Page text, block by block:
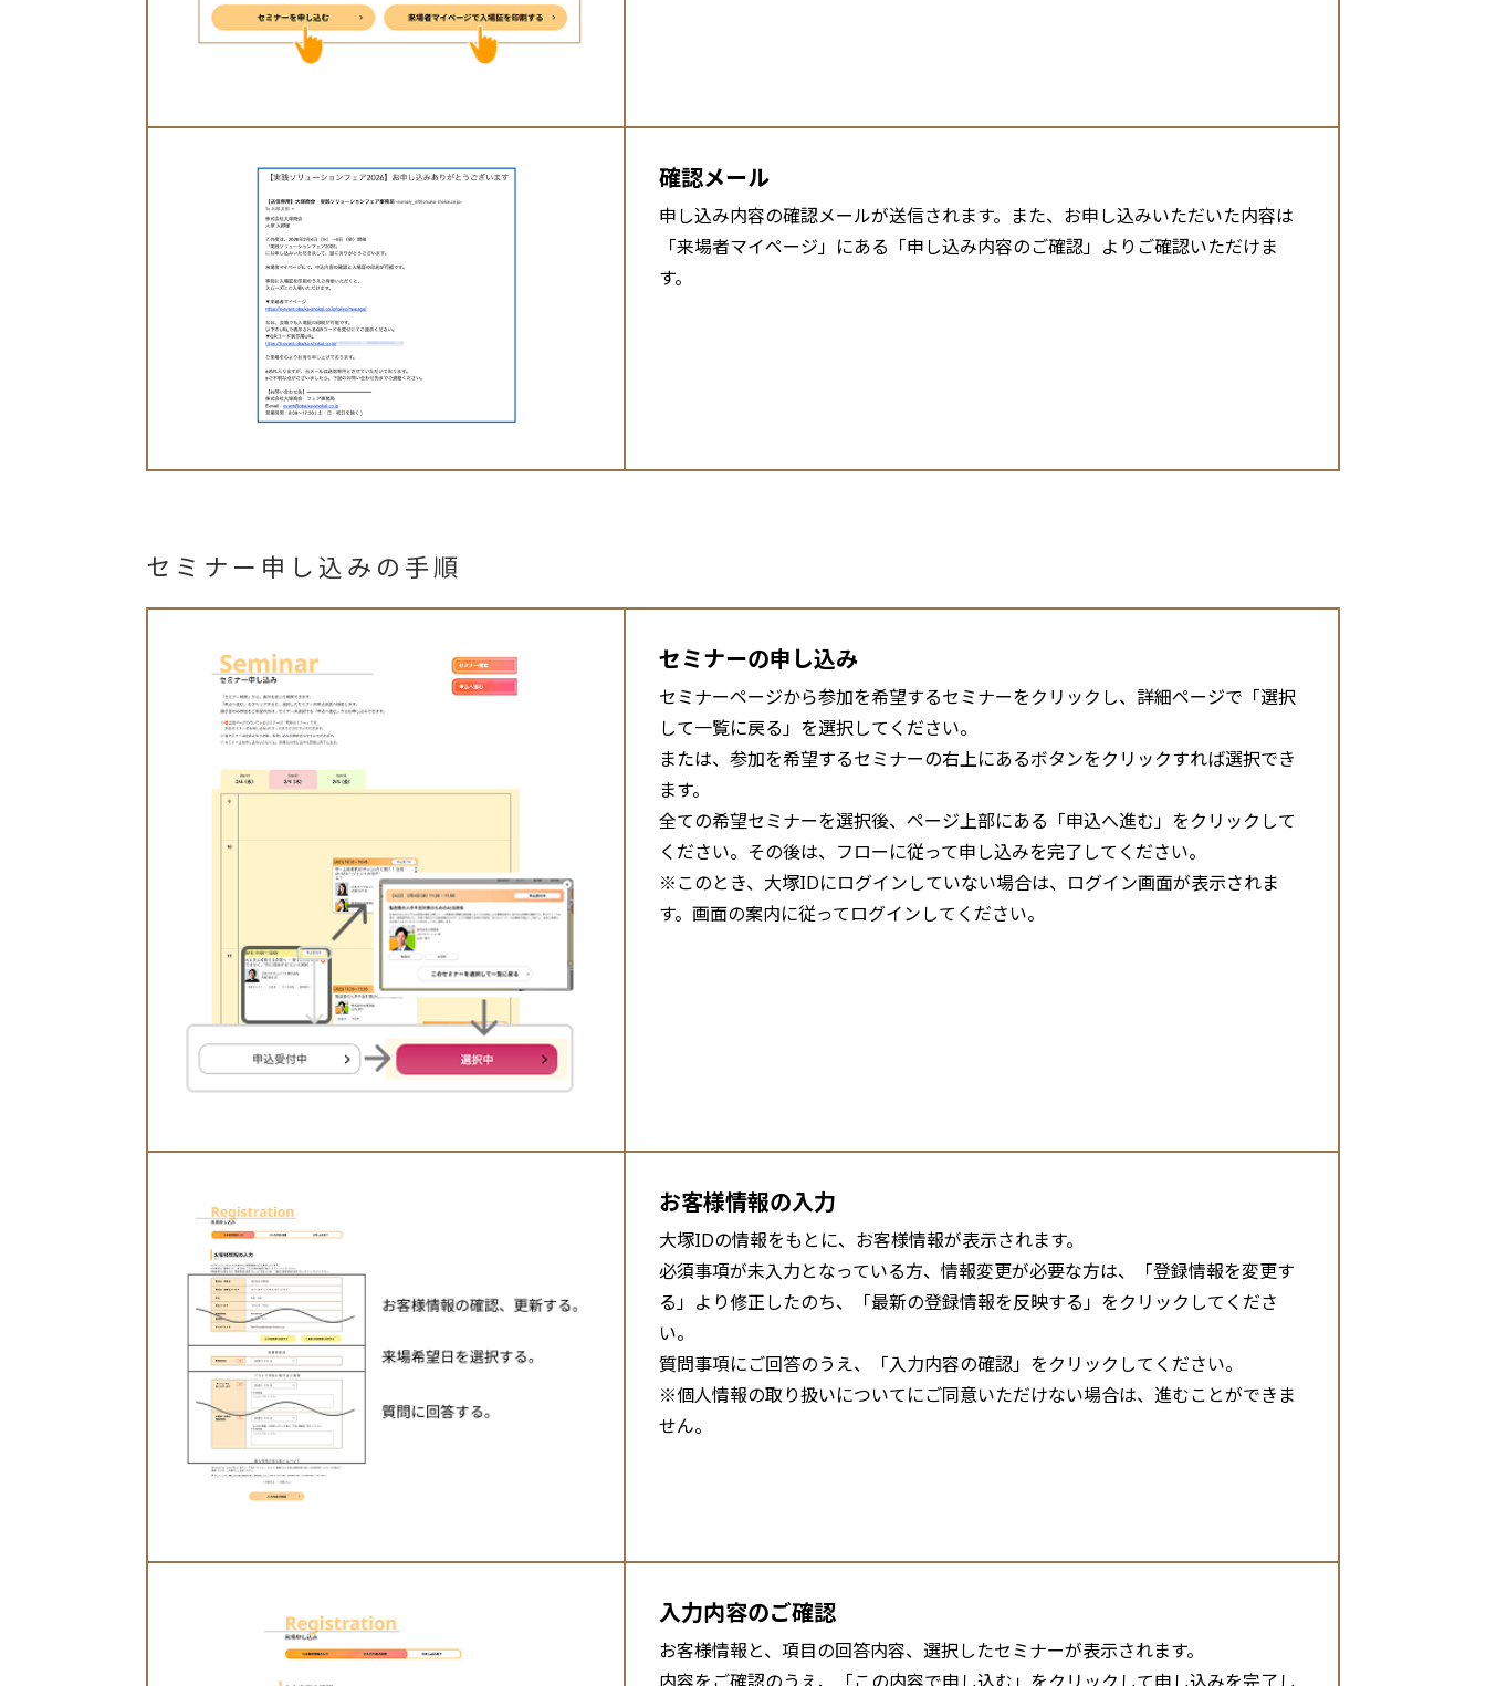
確認メール
申し込み内容の確認メールが送信されます。また、お申し込みいただいた内容は
「来場者マイページ」にある「申し込み内容のご確認」よりご確認いただけま
す。
セミナー申し込みの手順
セミナーの申し込み
セミナーページから参加を希望するセミナーをクリックし、詳細ページで「選択
して一覧に戻る」を選択してください。
または、参加を希望するセミナーの右上にあるボタンをクリックすれば選択でき
ます。
全ての希望セミナーを選択後、ページ上部にある「申込へ進む」をクリックして
ください。その後は、フローに従って申し込みを完了してください。
※このとき、大塚IDにログインしていない場合は、ログイン画面が表示されま
す。画面の案内に従ってログインしてください。
お客様情報の入力
大塚IDの情報をもとに、お客様情報が表示されます。
必須事項が未入力となっている方、情報変更が必要な方は、「登録情報を変更す
る」より修正したのち、「最新の登録情報を反映する」をクリックしてくださ
い。
質問事項にご回答のうえ、「入力内容の確認」をクリックしてください。
※個人情報の取り扱いについてにご同意いただけない場合は、進むことができま
せん。
入力内容のご確認
お客様情報と、項目の回答内容、選択したセミナーが表示されます。